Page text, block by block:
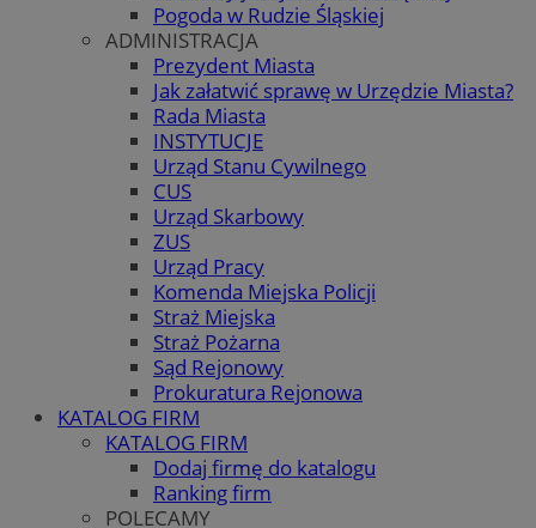
Pogoda w Rudzie Śląskiej
ADMINISTRACJA
Prezydent Miasta
Jak załatwić sprawę w Urzędzie Miasta?
Rada Miasta
INSTYTUCJE
Urząd Stanu Cywilnego
CUS
Urząd Skarbowy
ZUS
Urząd Pracy
Komenda Miejska Policji
Straż Miejska
Straż Pożarna
Sąd Rejonowy
Prokuratura Rejonowa
KATALOG FIRM
KATALOG FIRM
Dodaj firmę do katalogu
Ranking firm
POLECAMY